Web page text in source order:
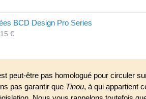
BCD Design Pro Series
15 €
peut-être pas homologué pour circuler
pas garantir que Tinou, à qui appartient